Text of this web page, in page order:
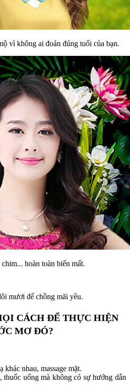
vì không ai đoán đúng tuổi của bạn.
hoàn toàn biến mất.
mươi để chồng mãi yêu.
CÁCH ĐỂ THỰC HIỆN
MƠ ĐÓ?
khác nhau, massage mặt.
thuốc uống mà không có sự hướng dẫn